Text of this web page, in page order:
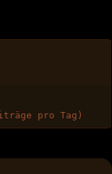
pro Tag)